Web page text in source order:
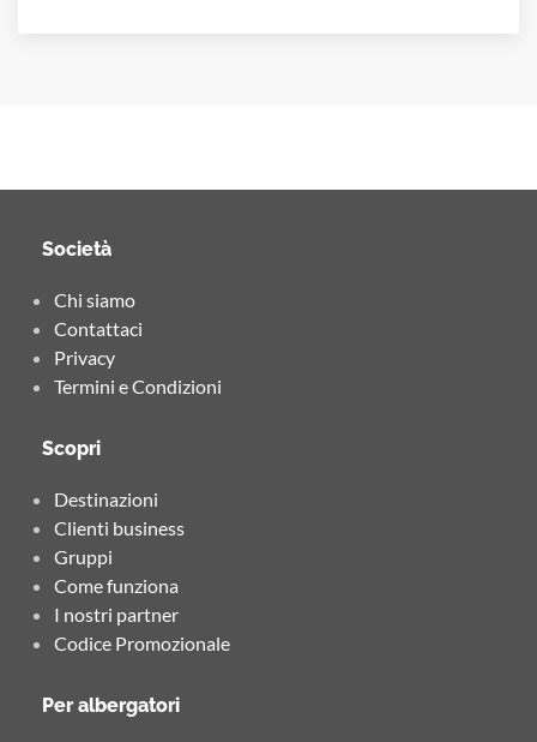
Società
Chi siamo
Contattaci
Privacy
Termini e Condizioni
Scopri
Destinazioni
Clienti business
Gruppi
Come funziona
I nostri partner
Codice Promozionale
Per albergatori